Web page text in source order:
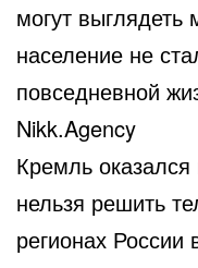
могут выглядеть
население не
повседневной
Nikk.Agency
Кремль
нельзя решить
регионах России